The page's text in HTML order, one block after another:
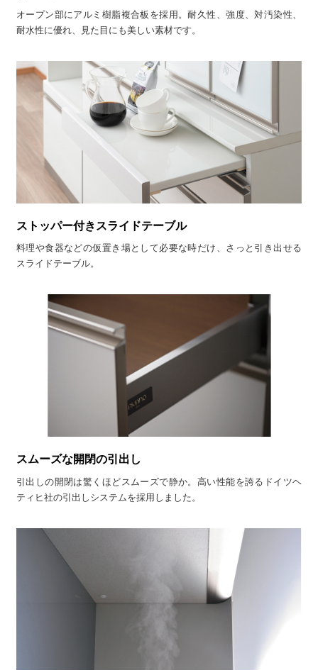
オープン部にアルミ樹脂複合板を採用。耐久性、強度、対汚染性、
耐水性に優れ、見た目にも美しい素材です。
ストッパー付きスライドテーブル
料理や食器などの仮置き場として必要な時だけ、さっと引き出せる
スライドテーブル。
スムーズな開閉の引出し
引出しの開閉は驚くほどスムーズで静か。高い性能を誇るドイツヘ
ティヒ社の引出しシステムを採用しました。